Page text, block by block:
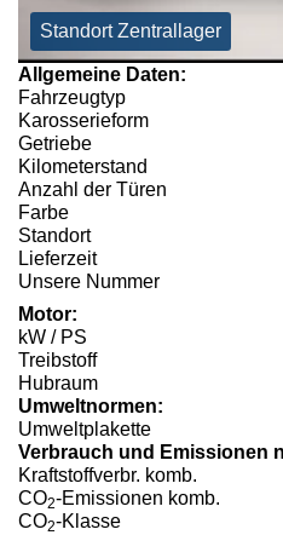
Standort Zentrallager
Allgemeine Daten:
Fahrzeugtyp
Karosserieform
Getriebe
Kilometerstand
Anzahl der Türen
Farbe
Standort
Lieferzeit
Unsere Nummer
Motor:
kW / PS
Treibstoff
Hubraum
Umweltnormen:
Umweltplakette
Verbrauch und Emissionen
Kraftstoffverbr. komb.
CO2-Emissionen komb.
CO2-Klasse